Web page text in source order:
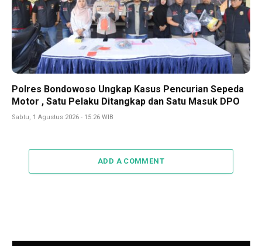
Polres Bondowoso Ungkap Kasus Pencurian Sepeda
Motor , Satu Pelaku Ditangkap dan Satu Masuk DPO
Sabtu, 1 Agustus 2026 - 15:26 WIB
ADD A COMMENT